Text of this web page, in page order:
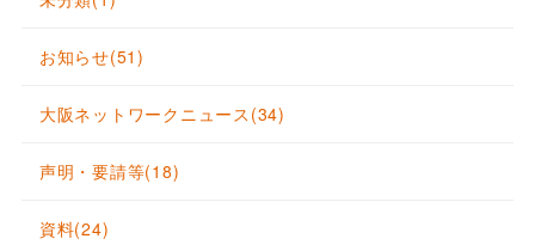
お知らせ(51)
大阪ネットワークニュース (34)
声明・要請等(18)
資料(24)